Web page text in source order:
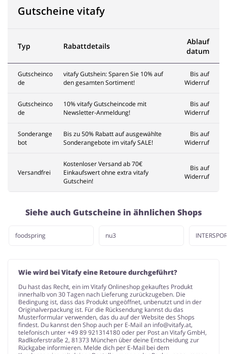
Gutscheine vitafy
Typ Rabattdetails
Ablauf
datum
Gutscheinco
de
vitafy Gutshein: Sparen Sie 10% auf
den gesamten Sortiment!
Bis auf
Widerruf
Gutscheinco
de
10% vitafy Gutscheincode mit
Newsletter-Anmeldung!
Bis auf
Widerruf
Sonderange
bot
Bis zu 50% Rabatt auf ausgewählte
Sonderangebote im vitafy SALE!
Bis auf
Widerruf
Versandfrei
Kostenloser Versand ab 70€
Einkaufswert ohne extra vitafy
Gutschein!
Bis auf
Widerruf
Siehe auch Gutscheine in ähnlichen Shops
foodspring nu3
Wie wird bei Vitafy eine Retoure durchgeführt?
Du hast das Recht, ein im Vitafy Onlineshop gekauftes Produkt
innerhalb von 30 Tagen nach Lieferung zurückzugeben. Die
Bedingung ist, dass das Produkt ungeöffnet, unbenutzt und in der
Originalverpackung ist. Für die Rücksendung kannst du das
Musterformular verwenden, das du auf der Website des Shops
findest. Du kannst den Shop auch per E-Mail an info@vitafy.at,
telefonisch unter +49 89 921314180 oder per Post an Vitafy GmbH,
Radlkoferstraße 2, 81373 München über deine Entscheidung zur
Rückgabe informieren. Melde dich per E-Mail bei dem